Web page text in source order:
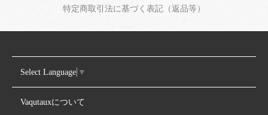
特定商取引法に基づく表記（返品等）
Select Language ▼
Vaqutauxについて